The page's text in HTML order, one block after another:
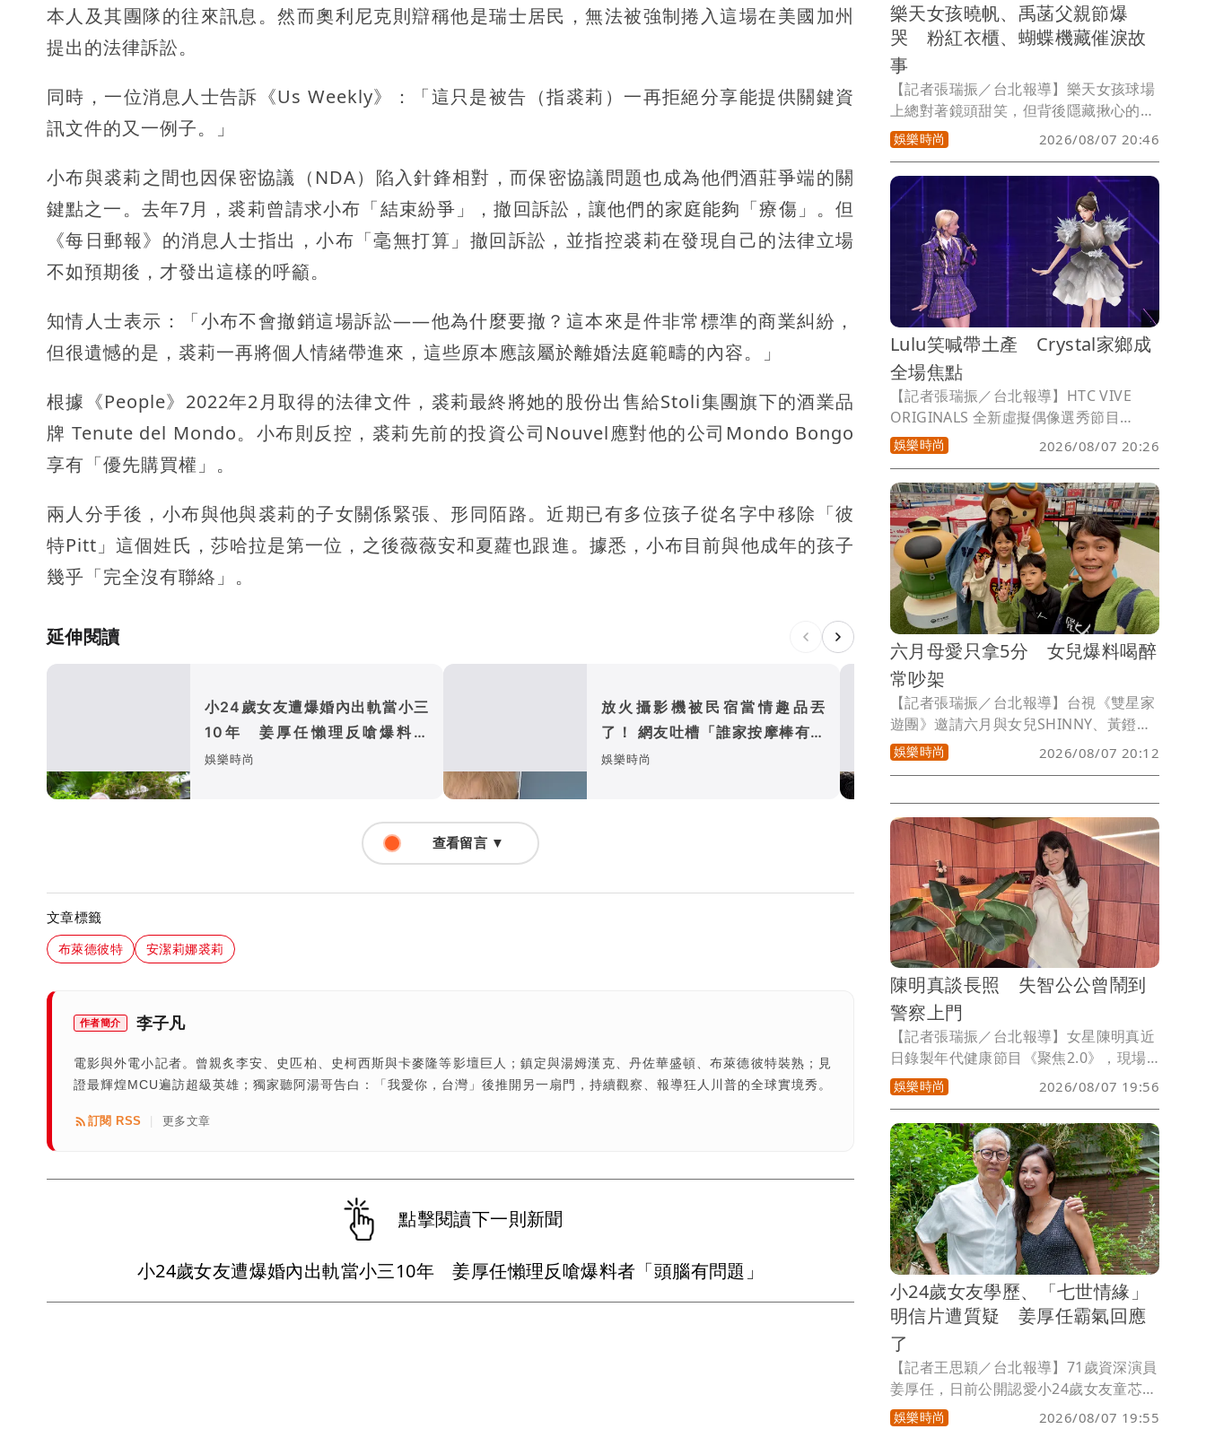
本人及其團隊的往來訊息。然而奧利尼克則辯稱他是瑞士居民，無法被強制捲入這場在美國加州
提出的法律訴訟。
同時，一位消息人士告訴《Us Weekly》：「這只是被告（指裘莉）一再拒絕分享能提供關鍵資
訊文件的又一例子。」
小布與裘莉之間也因保密協議（NDA）陷入針鋒相對，而保密協議問題也成為他們酒莊爭端的關
鍵點之一。去年7月，裘莉曾請求小布「結束紛爭」，撤回訴訟，讓他們的家庭能夠「療傷」。但
《每日郵報》的消息人士指出，小布「毫無打算」撤回訴訟，並指控裘莉在發現自己的法律立場
不如預期後，才發出這樣的呼籲。
知情人士表示：「小布不會撤銷這場訴訟——他為什麼要撤？這本來是件非常標準的商業糾紛，
但很遺憾的是，裘莉一再將個人情緒帶進來，這些原本應該屬於離婚法庭範疇的內容。」
根據《People》2022年2月取得的法律文件，裘莉最終將她的股份出售給Stoli集團旗下的酒業品
牌 Tenute del Mondo。小布則反控，裘莉先前的投資公司Nouvel應對他的公司Mondo Bongo
享有「優先購買權」。
兩人分手後，小布與他與裘莉的子女關係緊張、形同陌路。近期已有多位孩子從名字中移除「彼
特Pitt」這個姓氏，莎哈拉是第一位，之後薇薇安和夏蘿也跟進。據悉，小布目前與他成年的孩子
幾乎「完全沒有聯絡」。
延伸閱讀
小24歲女友遭爆婚內出軌當小三
10年 姜厚任懶理反嗆爆料者
「頭腦有問題」
娛樂時尚
放火攝影機被民宿當情趣品丟
了！ 網友吐槽「誰家按摩棒有螢
幕、鏡頭」
娛樂時尚
閨蜜兒子被瞎指精主周杰倫
揭孩子生父真相
娛樂時尚
查看留言 ▼
文章標籤
布萊德彼特 安潔莉娜裘莉
作者簡介 李子凡
電影與外電小記者。曾親炙李安、史匹柏、史柯西斯與卡麥隆等影壇巨人；鎮定與湯姆漢克、丹佐華盛頓、布萊德彼特裝熟；見
證最輝煌MCU遍訪超級英雄；獨家聽阿湯哥告白：「我愛你，台灣」後推開另一扇門，持續觀察、報導狂人川普的全球實境秀。
訂閱 RSS 更多文章
點擊閱讀下一則新聞
小24歲女友遭爆婚內出軌當小三10年 姜厚任懶理反嗆爆料者「頭腦有問題」
樂天女孩曉帆、禹菡父親節爆
哭 粉紅衣櫃、蝴蝶機藏催淚故
事
【記者張瑞振／台北報導】樂天女孩球場
上總對著鏡頭甜笑，但背後隱藏揪心的家
庭故事！樂天女孩副舞蹈總監曉帆與樂天
女孩禹菡，適逢父親節，罕見敞開心扉，
淚揭被隱藏在聚光燈下的父女秘密 !無論
總是不擅於言詞表達，想要回到過去多與
父母創造美好回憶的曉帆、或年輕時超任
性，吵鬧要負債累累的父親買手機的禹
菡，都是成長的軌跡。
娛樂時尚 2026/08/07 20:46
Lulu笑喊帶土產 Crystal家鄉成
全場焦點
【記者張瑞振／台北報導】HTC VIVE
ORIGINALS 全新虛擬偶像選秀節目
《VPOP ASIA》最新一集，由持修、蔡詩
芸、Leo王繼續為選手的二輪自選曲積分
賽點評把關。除了節目正片，該節目每週
四晚間持續推出由選手陪伴粉絲觀看 YT
直播的活動，以及每週一的特別企劃，話
題熱度不減。
娛樂時尚 2026/08/07 20:26
六月母愛只拿5分 女兒爆料喝醉
常吵架
【記者張瑞振／台北報導】台視《雙星家
遊團》邀請六月與女兒SHINNY、黃鐙輝
與兒子阿寶，一同展開親子旅程，兩組家
庭首次帶著孩子錄製節目，不僅一起體驗
從一見面便充滿歡笑，六月也貼心準備自
己平常愛吃的早餐與黃鐙輝、阿寶分享。
娛樂時尚 2026/08/07 20:12
陳明真談長照 失智公公曾鬧到
警察上門
【記者張瑞振／台北報導】女星陳明真近
日錄製年代健康節目《聚焦2.0》，現場
清唱經典歌曲〈變心的翅膀〉，好歌喉依
舊，除了維持亮麗狀態，她更跨界攻讀輔
仁大學長期照護研究所，順利取得碩士學
位。
娛樂時尚 2026/08/07 19:56
小24歲女友學歷、「七世情緣」
明信片遭質疑 姜厚任霸氣回應
了
【記者王思穎／台北報導】71歲資深演員
姜厚任，日前公開認愛小24歲女友童芯
（本名陳苡孋），並大方分享兩人的七世
娛樂時尚 2026/08/07 19:55